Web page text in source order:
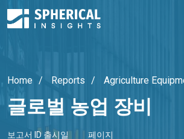
Home Reports Agriculture
글로벌 농업 장비
보고서 ID 출시일 페이지